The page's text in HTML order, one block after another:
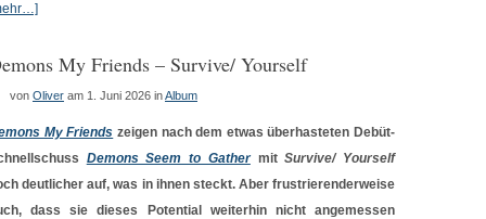
My Friends – Survive/ Yourself
von Oliver am 1. Juni 2026 inAlbum
My Friends zeigen nach dem etwas überhasteten Debüt-
Demons Seem to GathermitSurvive/ Yourself
deutlicher auf, was in ihnen steckt. Aber frustrierenderweise
dass sie dieses Potential weiterhin nicht angemessen